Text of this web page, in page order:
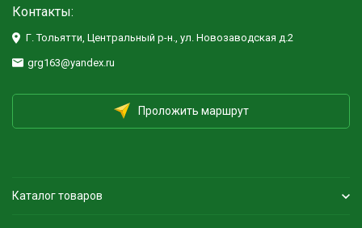
Контакты:
Г. Тольятти, Центральный р-н., ул. Новозаводская д.2
grg163@yandex.ru
Проложить маршрут
Каталог товаров